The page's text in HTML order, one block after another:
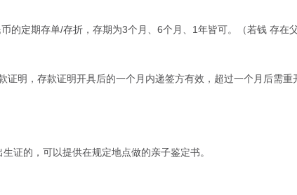
的定期存单/存折，存期为3个月、6个月、1年皆可。（若钱 存在
明，存款证明开具后的一个月内递签方有效，超过一个月后需重
证的，可以提供在规定地点做的亲子鉴定书。